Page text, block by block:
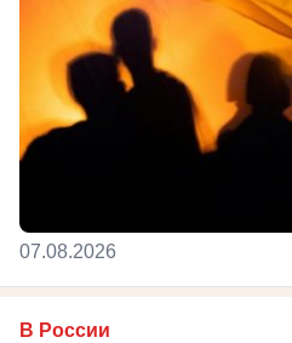
07.08.2026
В России